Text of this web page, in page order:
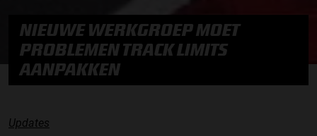
NIEUWE WERKGROEP MOET
PROBLEMEN TRACK LIMITS
AANPAKKEN
Updates